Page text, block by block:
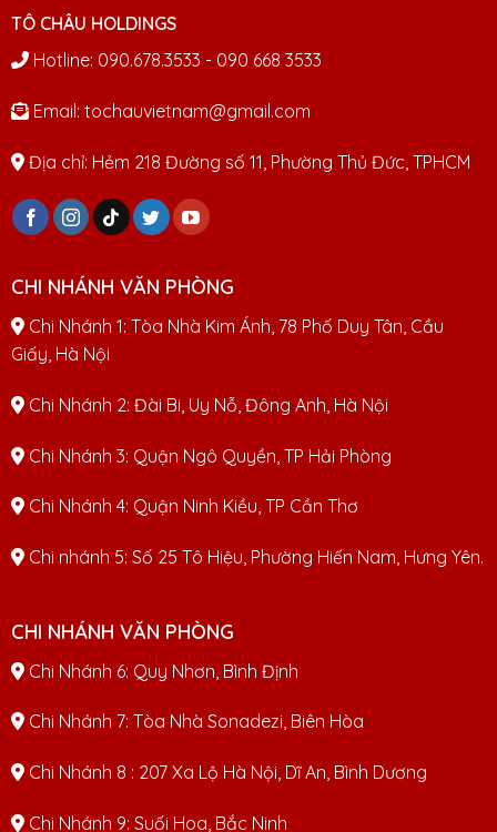
TÔ CHÂU HOLDINGS
Hotline: 090.678.3533 - 090 668 3533
Email: tochauvietnam@gmail.com
Địa chỉ: Hẻm 218 Đường số 11, Phường Thủ Đức, TPHCM
CHI NHÁNH VĂN PHÒNG
Chi Nhánh 1: Tòa Nhà Kim Ánh, 78 Phố Duy Tân, Cầu
Giấy, Hà Nội
Chi Nhánh 2: Đài Bi, Uy Nỗ, Đông Anh, Hà Nội
Chi Nhánh 3: Quận Ngô Quyền, TP Hải Phòng
Chi Nhánh 4: Quận Ninh Kiều, TP Cần Thơ
Chi nhánh 5: Số 25 Tô Hiệu, Phường Hiến Nam, Hưng Yên.
CHI NHÁNH VĂN PHÒNG
Chi Nhánh 6: Quy Nhơn, Bình Định
Chi Nhánh 7: Tòa Nhà Sonadezi, Biên Hòa
Chi Nhánh 8 : 207 Xa Lộ Hà Nội, Dĩ An, Bình Dương
Chi Nhánh 9: Suối Hoa, Bắc Ninh